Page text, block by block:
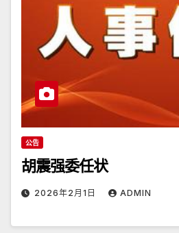
公告
胡震强委任状
2026年2月1日 ADMIN